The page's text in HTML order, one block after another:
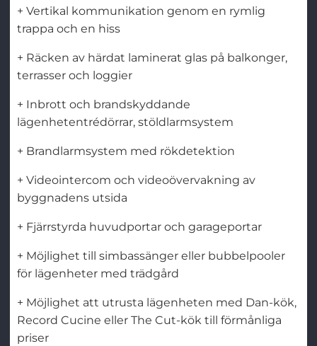
+ Vertikal kommunikation genom en rymlig
trappa och en hiss
+ Räcken av härdat laminerat glas på balkonger,
terrasser och loggier
+ Inbrott och brandskyddande
lägenhetentrédörrar, stöldlarmsystem
+ Brandlarmsystem med rökdetektion
+ Videointercom och videoövervakning av
byggnadens utsida
+ Fjärrstyrda huvudportar och garageportar
+ Möjlighet till simbassänger eller bubbelpooler
för lägenheter med trädgård
+ Möjlighet att utrusta lägenheten med Dan-kök,
Record Cucine eller The Cut-kök till förmånliga
priser